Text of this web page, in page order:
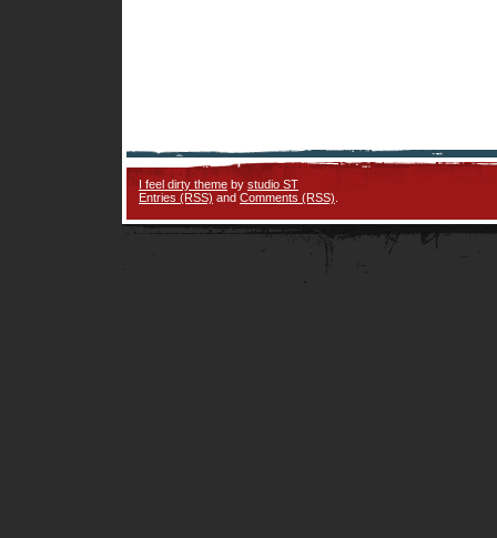
I feel dirty theme by studio ST
Entries (RSS) and Comments (RSS)